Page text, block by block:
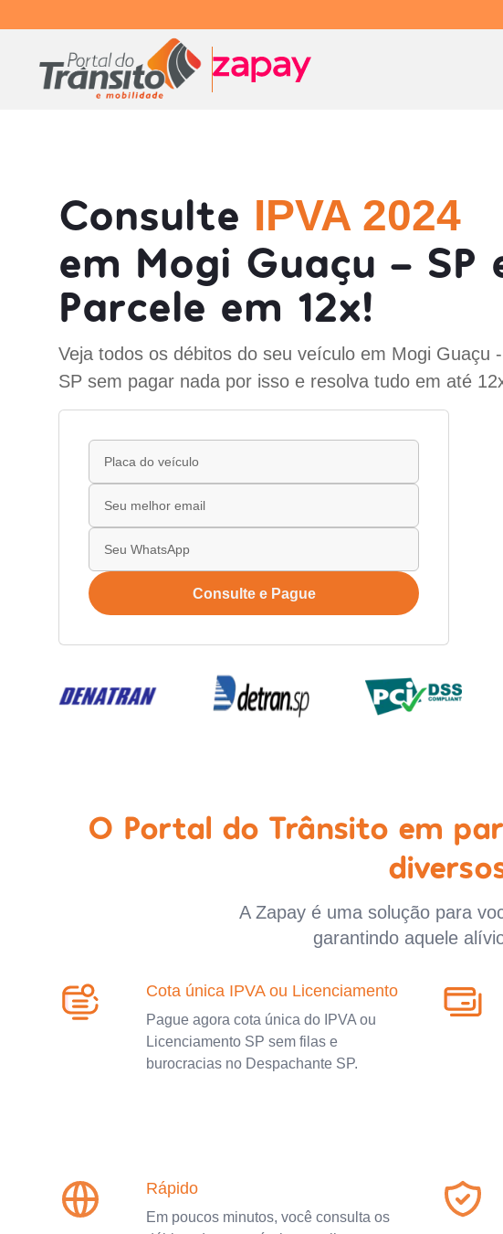
Consulte IPVA 2024
em Mogi Guaçu - SP
Parcele em 12x!
Veja todos os débitos do seu veículo em Mogi Guaçu -
SP sem pagar nada por isso e resolva tudo em até
Consulte e Pague
O Portal do Trânsito em
A Zapay é uma solução para
garantindo aquele
Cota única IPVA ou Licenciamento
Pague agora cota única do IPVA ou
Licenciamento SP sem filas e
burocracias no Despachante SP.
Rápido
Em poucos minutos, você consulta os